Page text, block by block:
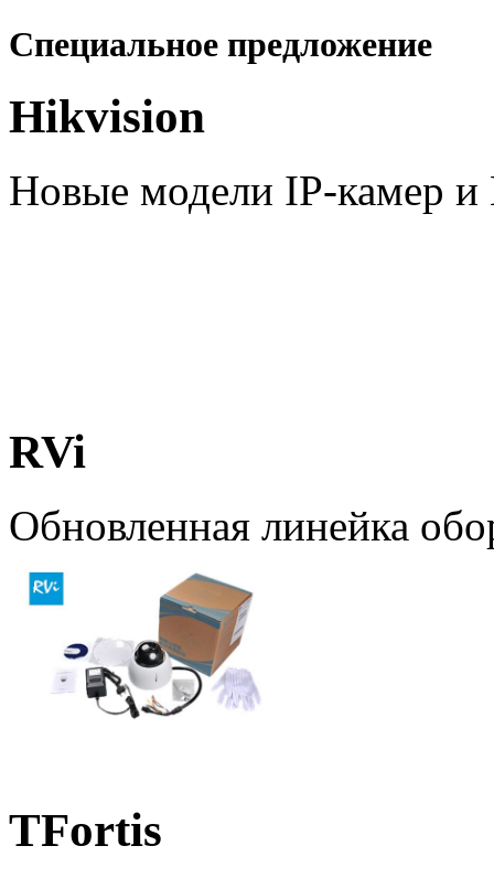
Специальное предложение
Hikvision
Новые модели IP-камер и
RVi
Обновленная линейка
TFortis